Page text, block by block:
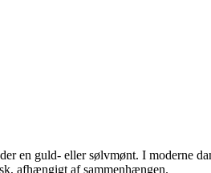
en guld- eller sølvmønt. I moderne
afhængigt af sammenhængen.